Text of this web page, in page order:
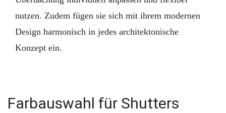
nutzen. Zudem fügen sie sich mit ihrem modernen
Design harmonisch in jedes architektonische
Konzept ein.
Farbauswahl für Shutters